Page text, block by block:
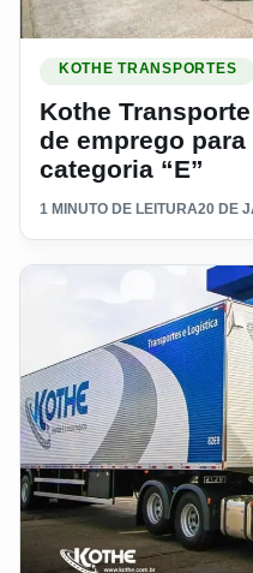
KOTHE TRANSPORTES
Kothe
de emprego
categoria “E”
1 MINUTO DE LEITURA20 DE